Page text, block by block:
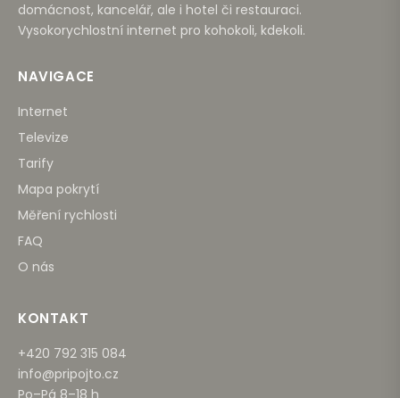
domácnost, kancelář, ale i hotel či restauraci.
Vysokorychlostní internet pro kohokoli, kdekoli.
NAVIGACE
Internet
Televize
Tarify
Mapa pokrytí
Měření rychlosti
FAQ
O nás
KONTAKT
+420 792 315 084
info@pripojto.cz